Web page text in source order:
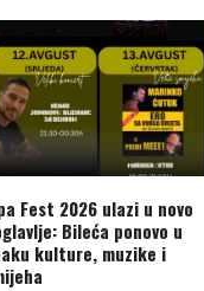
Fest 2026 ulazi u novo
Bileća ponovo u
kulture, muzike i